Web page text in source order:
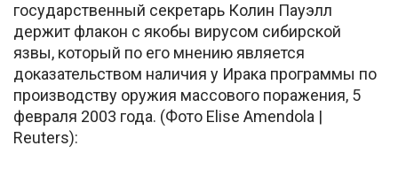
государственный секретарь Колин Пауэлл
держит флакон с якобы вирусом сибирской
язвы, который по его мнению является
доказательством наличия у Ирака программы по
производству оружия массового поражения, 5
февраля 2003 года. (Фото Elise Amendola |
Reuters):